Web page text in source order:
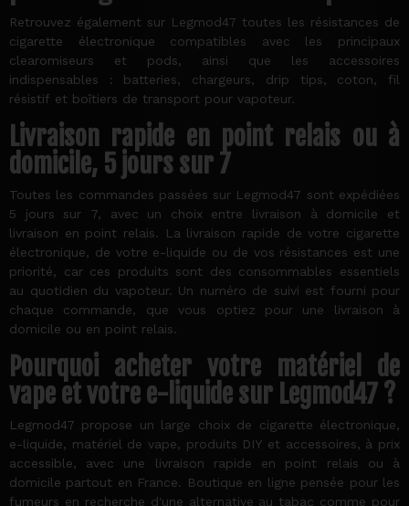
Retrouvez également sur Legmod47 toutes les résistances de
cigarette électronique compatibles avec les principaux
clearomiseurs et pods, ainsi que les accessoires
indispensables : batteries, chargeurs, drip tips, coton, fil
résistif et boîtiers de transport pour vapoteur.
Livraison rapide en point relais ou à
domicile, 5 jours sur 7
Toutes les commandes passées sur Legmod47 sont expédiées
5 jours sur 7, avec un choix entre livraison à domicile et
livraison en point relais. La livraison rapide de votre cigarette
électronique, de votre e-liquide ou de vos résistances est une
priorité, car ces produits sont des consommables essentiels
au quotidien du vapoteur. Un numéro de suivi est fourni pour
chaque commande, que vous optiez pour une livraison à
domicile ou en point relais.
Pourquoi acheter votre matériel de
vape et votre e-liquide sur Legmod47 ?
Legmod47 propose un large choix de cigarette électronique,
e-liquide, matériel de vape, produits DIY et accessoires, à prix
accessible, avec une livraison rapide en point relais ou à
domicile partout en France. Boutique en ligne pensée pour les
fumeurs en recherche d'une alternative au tabac comme pour